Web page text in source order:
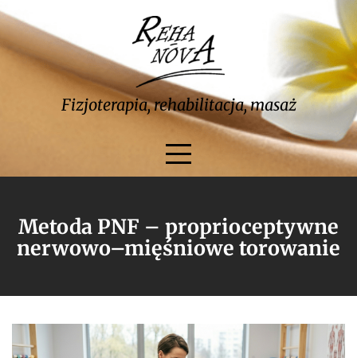
Skip
to
content
Fizjoterapia, rehabilitacja, masaż
Metoda PNF – proprioceptywne
nerwowo–mięśniowe torowanie